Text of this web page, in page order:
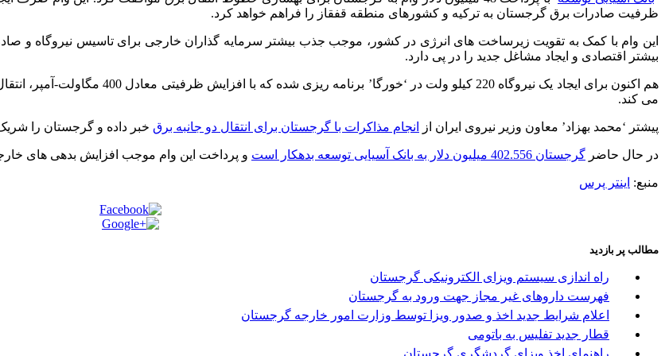
ظرفیت صادرات برق گرجستان به ترکیه و کشورهای منطقه قفقاز را فراهم خواهد کرد.
این وام با کمک به تقویت زیرساخت های انرژی در کشور، موجب جذب بیشتر سرمایه گذاران خارجی برای تاسیس نیروگاه و
بیشتر اقتصادی و ایجاد مشاغل جدید را در پی دارد.
هم اکنون برای ایجاد یک نیروگاه 220
می کند.
پیشتر ‘محمد بهزاد’ معاون وزیر نیروی ایران از انجام مذاکرات با گرجستان برای انتقال دو جانبه برق خبر داده و گرجستان را
در حال حاضر گرجستان 402.556 میلیون دلار به بانک آسیایی توسعه بدهکار است و پرداخت این وام موجب افزایش بدهی های
منبع: اینتر پرس
مطالب پر بازدید
راه اندازی سیستم ویزای الکترونیکی گرجستان
فهرست داروهای غیر مجاز جهت ورود به گرجستان
اعلام شرایط جدید اخذ و صدور ویزا توسط وزارت امور خارجه گرجستان
قطار جدید تفلیس به باتومی